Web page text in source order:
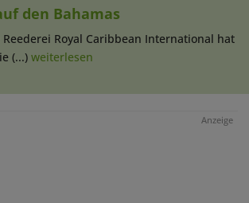
den Bahamas
Royal Caribbean International hat
(...) weiterlesen
Anzeige